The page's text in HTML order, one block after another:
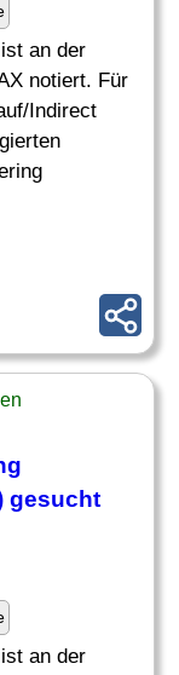
an der
notiert. Für
Indirect
gesucht
an der